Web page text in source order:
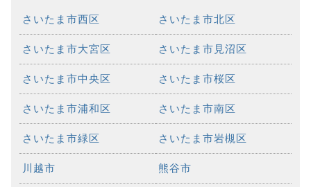
さいたま市西区 さいたま市北区
さいたま市大宮区 さいたま市見沼区
さいたま市中央区 さいたま市桜区
さいたま市浦和区 さいたま市南区
さいたま市緑区 さいたま市岩槻区
川越市 熊谷市